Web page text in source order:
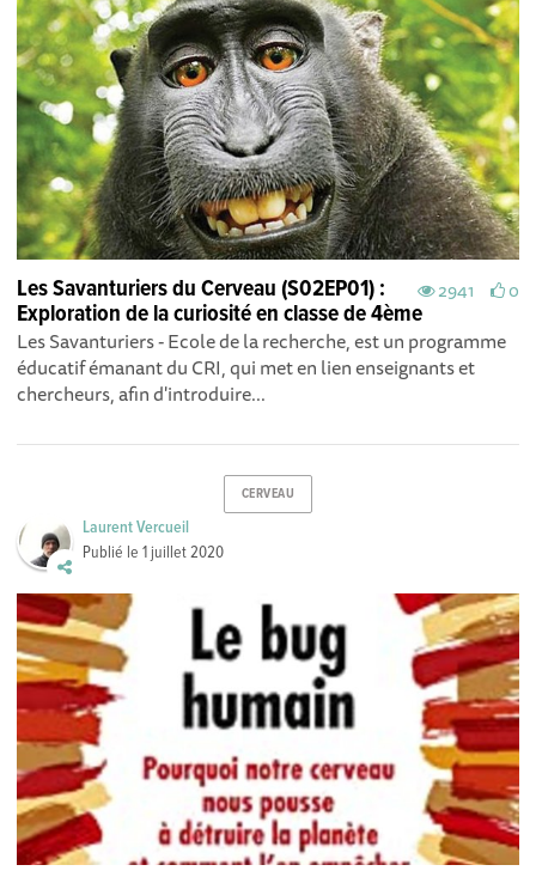
2941 0
Les Savanturiers du Cerveau (S02EP01) :
Exploration de la curiosité en classe de 4ème
Les Savanturiers - Ecole de la recherche, est un programme
éducatif émanant du CRI, qui met en lien enseignants et
chercheurs, afin d'introduire...
CERVEAU
Laurent Vercueil
Publié le1 juillet 2020